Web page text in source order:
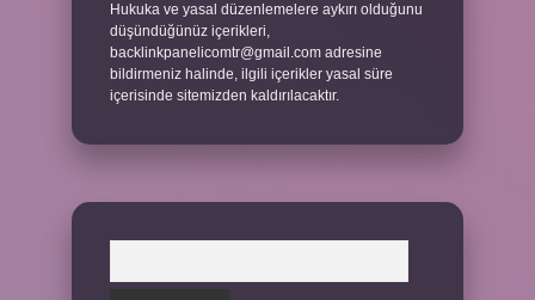
Hukuka ve yasal düzenlemelere aykırı olduğunu
düşündüğünüz içerikleri,
backlinkpanelicomtr@gmail.com adresine
bildirmeniz halinde, ilgili içerikler yasal süre
içerisinde sitemizden kaldırılacaktır.